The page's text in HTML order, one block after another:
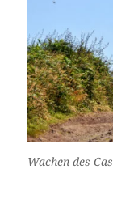
Wachen des